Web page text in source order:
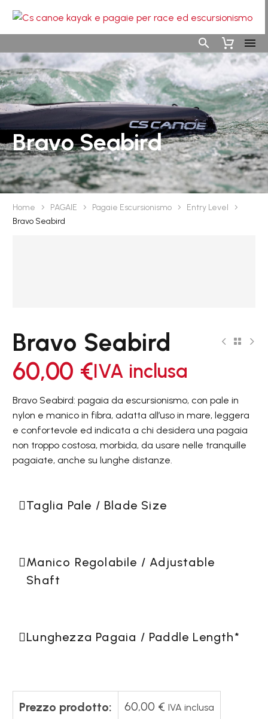
Bravo Seabird
Home PAGAIE Pagaie Escursionismo
Entry Level
Bravo Seabird
Bravo Seabird
60,00 €IVA inclusa
Bravo Seabird: pagaia da escursionismo, con pale in
nylon e manico in fibra, adatta all’uso in mare, leggera
e confortevole ed indicata a chi desidera una pagaia
non troppo costosa, morbida, da usare nelle tranquille
pagaiate, anche su lunghe distanze.
Taglia Pale / Blade Size
Manico Regolabile / Adjustable
Shaft
Lunghezza Pagaia / Paddle Length*
Prezzo prodotto: 60,00 € IVA inclusa